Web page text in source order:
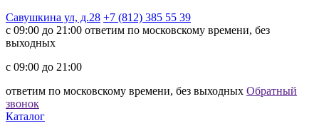
Савушкина ул, д.28 +7 (812) 385 55 39
c 09:00 до 21:00 ответим по московскому времени, без
выходных
c 09:00 до 21:00
ответим по московскому времени, без выходных Обратный
звонок
Каталог